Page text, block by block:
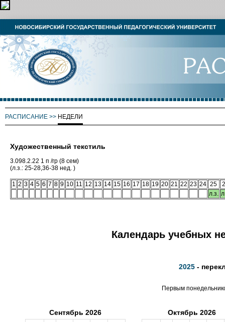
РАСПИСАНИЕ >> НЕДЕЛИ
Художественный текстиль
3.098.2.22 1 п /гр (8 сем)
(л.з.: 25-28,36-38 нед. )
1 2 3 4 5 6 7 8 9 10 11 12 13 14 15 16 17 18 19 20 21 22 23 24 25
л.з.
Календарь учебных
2025 -
Первым
Сентябрь 2026 Октябрь 2026